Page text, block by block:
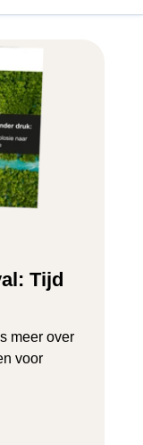
is leeg.
Tijd
meer over
voor